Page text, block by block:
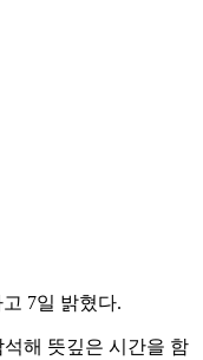
7일 밝혔다.
해 뜻깊은 시간을 함